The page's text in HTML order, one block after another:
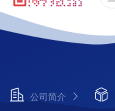
公司简介